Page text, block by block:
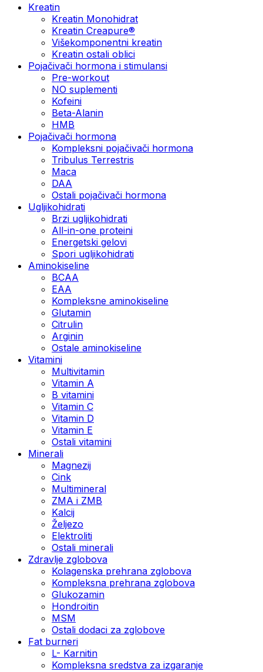
Kreatin
Kreatin Monohidrat
Kreatin Creapure®
Višekomponentni kreatin
Kreatin ostali oblici
Pojačivači hormona i stimulansi
Pre-workout
NO suplementi
Kofeini
Beta-Alanin
HMB
Pojačivači hormona
Kompleksni pojačivači hormona
Tribulus Terrestris
Maca
DAA
Ostali pojačivači hormona
Ugljikohidrati
Brzi ugljikohidrati
All-in-one proteini
Energetski gelovi
Spori ugljikohidrati
Aminokiseline
BCAA
EAA
Kompleksne aminokiseline
Glutamin
Citrulin
Arginin
Ostale aminokiseline
Vitamini
Multivitamin
Vitamin A
B vitamini
Vitamin C
Vitamin D
Vitamin E
Ostali vitamini
Minerali
Magnezij
Cink
Multimineral
ZMA i ZMB
Kalcij
Željezo
Elektroliti
Ostali minerali
Zdravlje zglobova
Kolagenska prehrana zglobova
Kompleksna prehrana zglobova
Glukozamin
Hondroitin
MSM
Ostali dodaci za zglobove
Fat burneri
L- Karnitin
Kompleksna sredstva za izgaranje